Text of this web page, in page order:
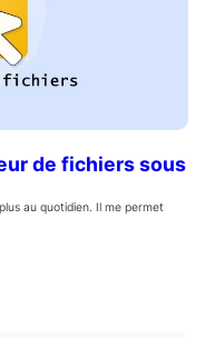
de fichiers sous
au quotidien. Il me permet